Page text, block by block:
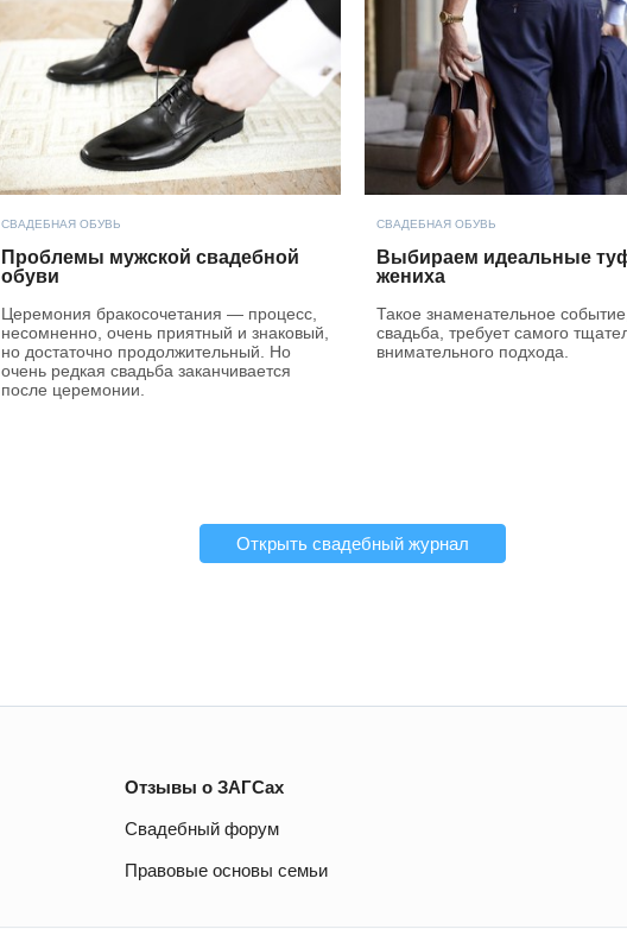
СВАДЕБНАЯ ОБУВЬ
Проблемы мужской свадебной
обуви
Церемония бракосочетания — процесс,
несомненно, очень приятный и знаковый,
но достаточно продолжительный. Но
очень редкая свадьба заканчивается
после церемонии.
СВАДЕБНАЯ ОБУВЬ
Выбираем идеальные
жениха
Такое знаменательное
свадьба, требует самого
внимательного подхода.
Открыть свадебный журнал
Отзывы о ЗАГСах
Свадебный форум
Правовые основы семьи